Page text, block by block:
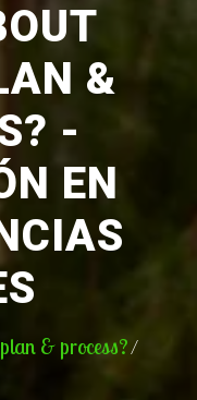
&
-
EN
& process?